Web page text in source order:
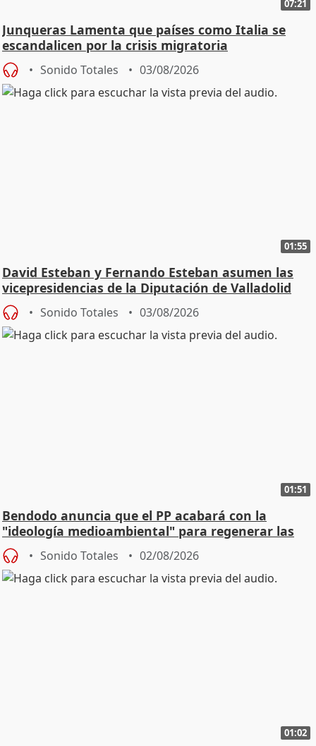
07:21
Junqueras Lamenta que países como Italia se
escandalicen por la crisis migratoria
Sonido Totales 03/08/2026
01:55
David Esteban y Fernando Esteban asumen las
vicepresidencias de la Diputación de Valladolid
Sonido Totales 03/08/2026
01:51
Bendodo anuncia que el PP acabará con la
"ideología medioambiental" para regenerar las
playas
Sonido Totales 02/08/2026
01:02